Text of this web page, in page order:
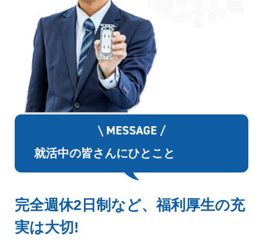
就活中の皆さんにひとこと
完全週休2日制など、福利厚生の充
実は大切!